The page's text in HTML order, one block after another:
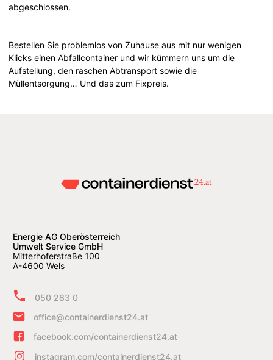
abgeschlossen.
Bestellen Sie problemlos von Zuhause aus mit nur wenigen
Klicks einen Abfallcontainer und wir kümmern uns um die
Aufstellung, den raschen Abtransport sowie die
Müllentsorgung… Und das zum Fixpreis.
Energie AG Oberösterreich
Umwelt Service GmbH
Mitterhoferstraße 100
A-4600 Wels
050 283 0
office@containerdienst24.at
facebook.com/containerdienst24.at
instagram.com/containerdienst24.at